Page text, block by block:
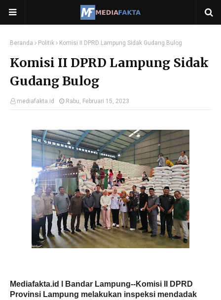
Beranda Politik Komisi II DPRD Lampung Sidak Gudang Bulog
Komisi II DPRD Lampung Sidak
Gudang Bulog
mediafakta.id Rabu, Februari 15, 2023
Mediafakta.id l Bandar Lampung--Komisi II DPRD
Provinsi Lampung melakukan inspeksi mendadak